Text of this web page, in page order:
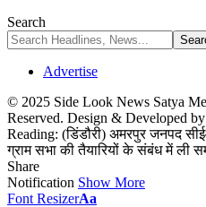
Search
Advertise
© 2025 Side Look News Satya
Reserved. Design & Developed
Reading: (डिंडौरी) अमरपुर जनपद
ग्राम सभा की तैयारियों के संबंध में ली
Share
Notification Show More
Font ResizerAa